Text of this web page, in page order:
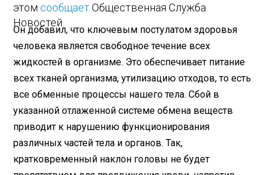
этом сообщаетОбщественная Служба
Новостей.
Он добавил, что ключевым постулатом здоровья
человека является свободное течение всех
жидкостей в организме. Это обеспечивает питание
всех тканей организма, утилизацию отходов, то есть
все обменные процессы нашего тела. Сбой в
указанной отлаженной системе обмена веществ
приводит к нарушению функционирования
различных частей тела и органов. Так,
кратковременный наклон головы не будет